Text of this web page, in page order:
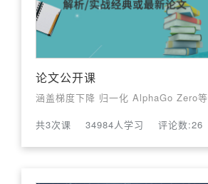
论文公开课
涵盖梯度下降 归一化 AlphaGo Zero等
共3次课
34984人学习 评论数:26